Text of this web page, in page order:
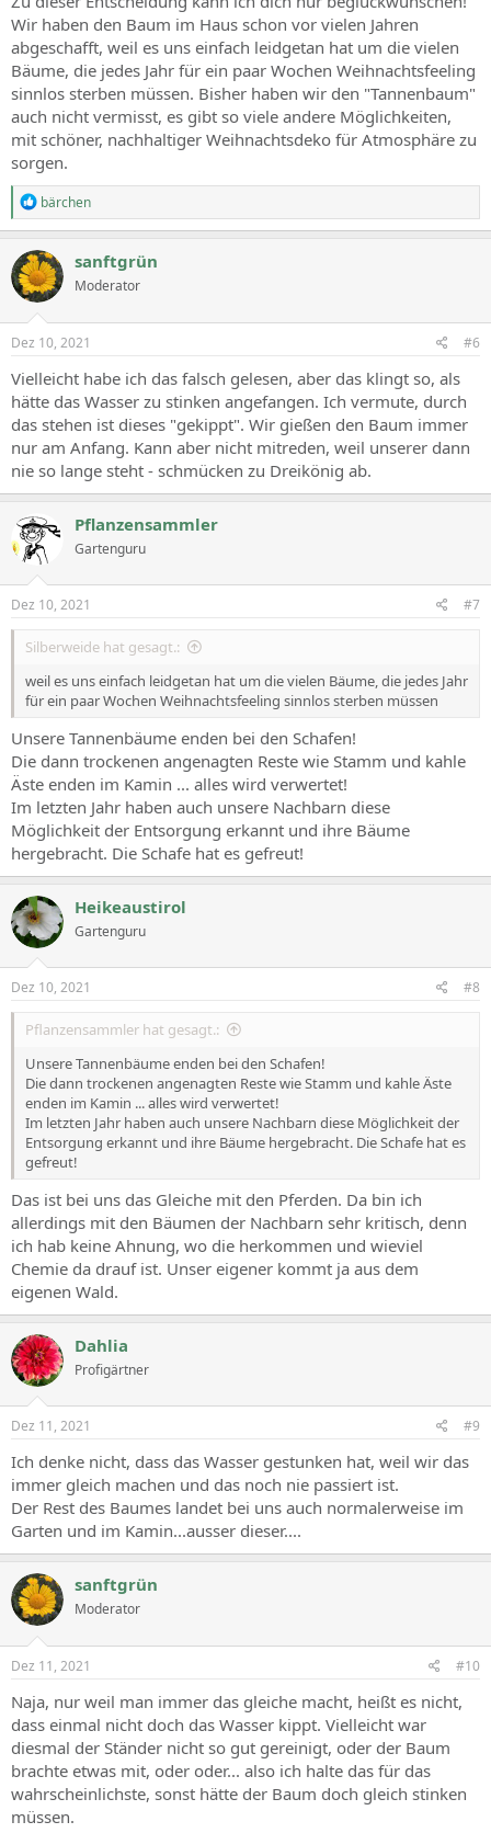
Wir haben den Baum im Haus schon vor vielen Jahren
abgeschafft, weil es uns einfach leidgetan hat um die vielen
Bäume, die jedes Jahr für ein paar Wochen Weihnachtsfeeling
sinnlos sterben müssen. Bisher haben wir den "Tannenbaum"
auch nicht vermisst, es gibt so viele andere Möglichkeiten,
mit schöner, nachhaltiger Weihnachtsdeko für Atmosphäre zu
sorgen.
R
e
a
c
t
i
o
n
s
bärchen
sanftgrün
Moderator
Dez 10, 2021 #6
Vielleicht habe ich das falsch gelesen, aber das klingt so, als
hätte das Wasser zu stinken angefangen. Ich vermute, durch
das stehen ist dieses "gekippt". Wir gießen den Baum immer
nur am Anfang. Kann aber nicht mitreden, weil unserer dann
nie so lange steht - schmücken zu Dreikönig ab.
Pflanzensammler
Gartenguru
Dez 10, 2021 #7
Silberweide hat gesagt.:
weil es uns einfach leidgetan hat um die vielen Bäume, die jedes Jahr
für ein paar Wochen Weihnachtsfeeling sinnlos sterben müssen
Unsere Tannenbäume enden bei den Schafen!
Die dann trockenen angenagten Reste wie Stamm und kahle
Äste enden im Kamin ... alles wird verwertet!
Im letzten Jahr haben auch unsere Nachbarn diese
Möglichkeit der Entsorgung erkannt und ihre Bäume
hergebracht. Die Schafe hat es gefreut!
Heikeaustirol
Gartenguru
Dez 10, 2021 #8
Pflanzensammler hat gesagt.:
Unsere Tannenbäume enden bei den Schafen!
Die dann trockenen angenagten Reste wie Stamm und kahle Äste
enden im Kamin ... alles wird verwertet!
Im letzten Jahr haben auch unsere Nachbarn diese Möglichkeit der
Entsorgung erkannt und ihre Bäume hergebracht. Die Schafe hat es
gefreut!
Das ist bei uns das Gleiche mit den Pferden. Da bin ich
allerdings mit den Bäumen der Nachbarn sehr kritisch, denn
ich hab keine Ahnung, wo die herkommen und wieviel
Chemie da drauf ist. Unser eigener kommt ja aus dem
eigenen Wald.
Dahlia
Profigärtner
Dez 11, 2021 #9
Ich denke nicht, dass das Wasser gestunken hat, weil wir das
immer gleich machen und das noch nie passiert ist.
Der Rest des Baumes landet bei uns auch normalerweise im
Garten und im Kamin...ausser dieser....
sanftgrün
Moderator
Dez 11, 2021 #10
Naja, nur weil man immer das gleiche macht, heißt es nicht,
dass einmal nicht doch das Wasser kippt. Vielleicht war
diesmal der Ständer nicht so gut gereinigt, oder der Baum
brachte etwas mit, oder oder... also ich halte das für das
wahrscheinlichste, sonst hätte der Baum doch gleich stinken
müssen.